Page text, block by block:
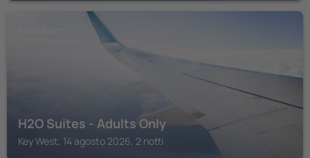
H2O Suites - Adults Only
Key West, 14 agosto 2026, 2 notti